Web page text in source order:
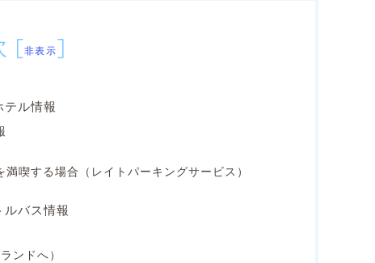
[非表示]
テル情報
喫する場合（レイトパーキングサービス）
バス情報
ンドへ）